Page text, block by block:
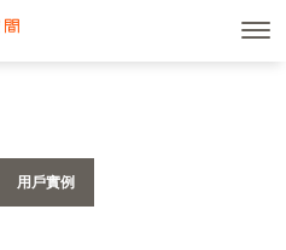
用戶實例